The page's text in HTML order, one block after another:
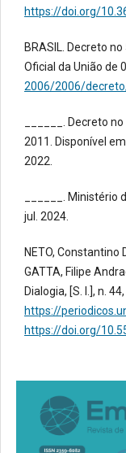
https://doi.org/
BRASIL. Decreto
Oficial da União de
2006/2006/
______. Decreto
2011. Disponível
2022.
______. Ministério
jul. 2024.
NETO, Constantino
GATTA, Filipe
Dialogia, [S. l.], n.
https://
https://doi.org/